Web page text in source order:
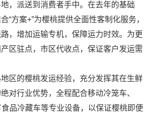
，派送到消费者手中。在去年的基础
“方案+”为樱桃提供全面性客制化服务，
，增加运输专机，保障运力时效。为更
区驻点，市区代收点，保证客户发运需
区的樱桃发运经验，充分发挥其在生鲜
对行业优势，全程配合移动冷笼车、
品冷藏车等专业设备，以保证樱桃即便